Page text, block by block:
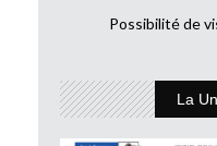
Possibilité de
La